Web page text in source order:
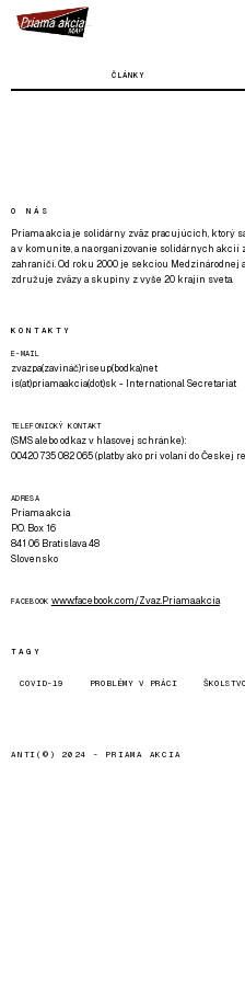
ČLÁNKY
O NÁS
Priama akcia je solidárny zväz pracujúcich, ktorý
a v komunite, a na organizovanie solidárnych akcií
zahraničí. Od roku 2000 je sekciou Medzinárodnej
združuje zväzy a skupiny z vyše 20 krajín sveta.
KONTAKTY
E-MAIL
zvazpa(zavináč)riseup(bodka)net
is(at)priamaakcia(dot)sk - International Secretariat
TELEFONICKÝ KONTAKT
(SMS alebo odkaz v hlasovej schránke):
00420 735 082 065 (platby ako pri volaní do Českej
ADRESA
Priama akcia
P.O. Box 16
841 06 Bratislava 48
Slovensko
FACEBOOK www.facebook.com/Zvaz.Priama.akcia
TAGY
COVID-19 PROBLÉMY V PRÁCI ŠKOLSTVO
ANTI(©) 2024 - PRIAMA AKCIA